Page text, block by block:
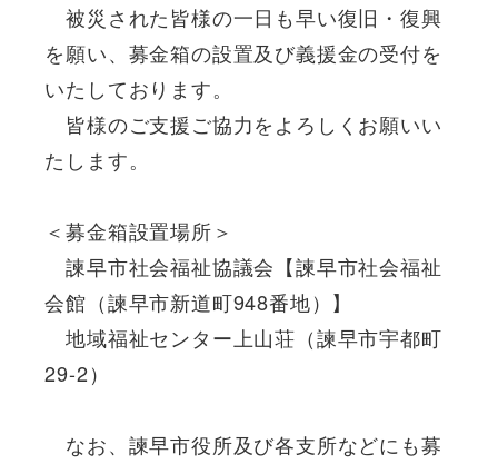
被災された皆様の一日も早い復旧・復興
を願い、募金箱の設置及び義援金の受付を
いたしております。
皆様のご支援ご協力をよろしくお願いい
たします。
＜募金箱設置場所＞
諫早市社会福祉協議会【諫早市社会福祉
会館（諫早市新道町948番地）】
地域福祉センター上山荘（諫早市宇都町
29-2）
なお、諫早市役所及び各支所などにも募